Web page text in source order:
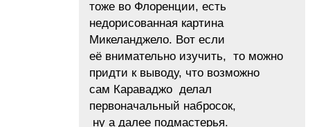
тоже во Флоренции, есть
недорисованная картина
Микеланджело. Вот если
её внимательно изучить, то можно
придти к выводу, что возможно
сам Караваджо делал
первоначальный набросок,
ну а далее подмастерья.